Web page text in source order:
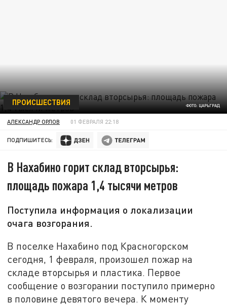
ФОТО: ЦАРЬГРАД
ПРОИСШЕСТВИЯ
АЛЕКСАНДР ОРЛОВ 01 ФЕВРАЛЯ 22:18
ПОДПИШИТЕСЬ:
В Нахабино горит склад вторсырья:
площадь пожара 1,4 тысячи метров
Поступила информация о локализации
очага возгорания.
В поселке Нахабино под Красногорском
сегодня, 1 февраля, произошел пожар на
складе вторсырья и пластика. Первое
сообщение о возгорании поступило примерно
в половине девятого вечера. К моменту